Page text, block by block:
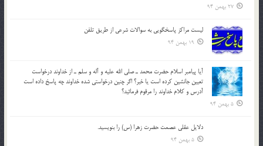
27 بهمن 94
لیست مراکز پاسخگویی به سوالات شرعی از طریق تلفن
19 بهمن 94
آيا پيامبر اسلام حضرت محمد ـ صلي الله عليه و آله و سلم ـ از خداوند درخواست
تعيين جانشين کرده است يا خير؟ اگر چنين درخواستي شده خداوند چه پاسخ داده است
آدرس و کلام خداوند را مرقوم فرمائيد؟
5 بهمن 94
دلايل عقلي عصمت حضرت زهرا (س) را بنويسيد.
5 بهمن 94